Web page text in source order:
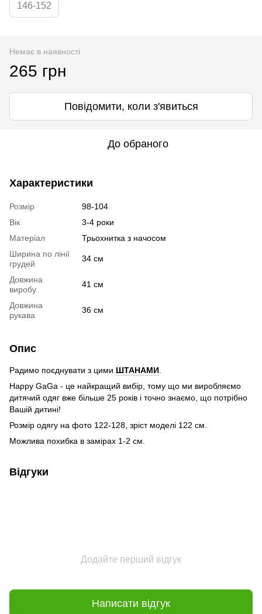
146-152
Немає в наявності
265 грн
Повідомити, коли з'явиться
До обраного
Характеристики
Розмір
98-104
Вік
3-4 роки
Матеріал
Трьохнитка з начосом
Ширина по лінії
грудей
34 см
Довжина
виробу
41 см
Довжина
рукава
36 см
Опис
Радимо поєднувати з цими ШТАНАМИ.
Happy GaGa - це найкращий вибір, тому що ми виробляємо
дитячий одяг вже більше 25 років і точно знаємо, що потрібно
Вашій дитині!
Розмір одягу на фото 122-128, зріст моделі 122 см.
Можлива похибка в замірах 1-2 см.
Відгуки
Додайте перший відгук
Написати відгук